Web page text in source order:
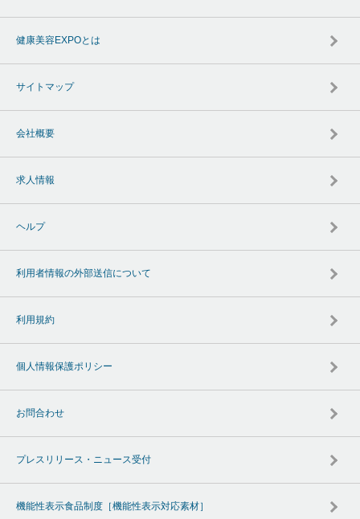
健康美容EXPOとは
サイトマップ
会社概要
求人情報
ヘルプ
利用者情報の外部送信について
利用規約
個人情報保護ポリシー
お問合わせ
プレスリリース・ニュース受付
機能性表示食品制度［機能性表示対応素材］